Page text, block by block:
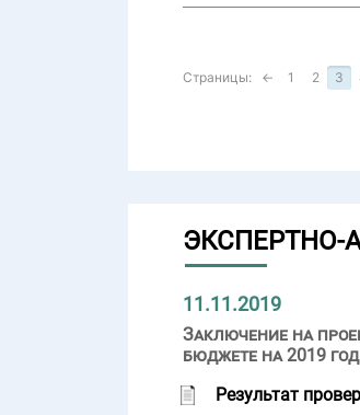
Страницы: ← 1 2 3
ЭКСПЕРТНО-
11.11.2019
Заключение на
бюджете на 2019
Результат